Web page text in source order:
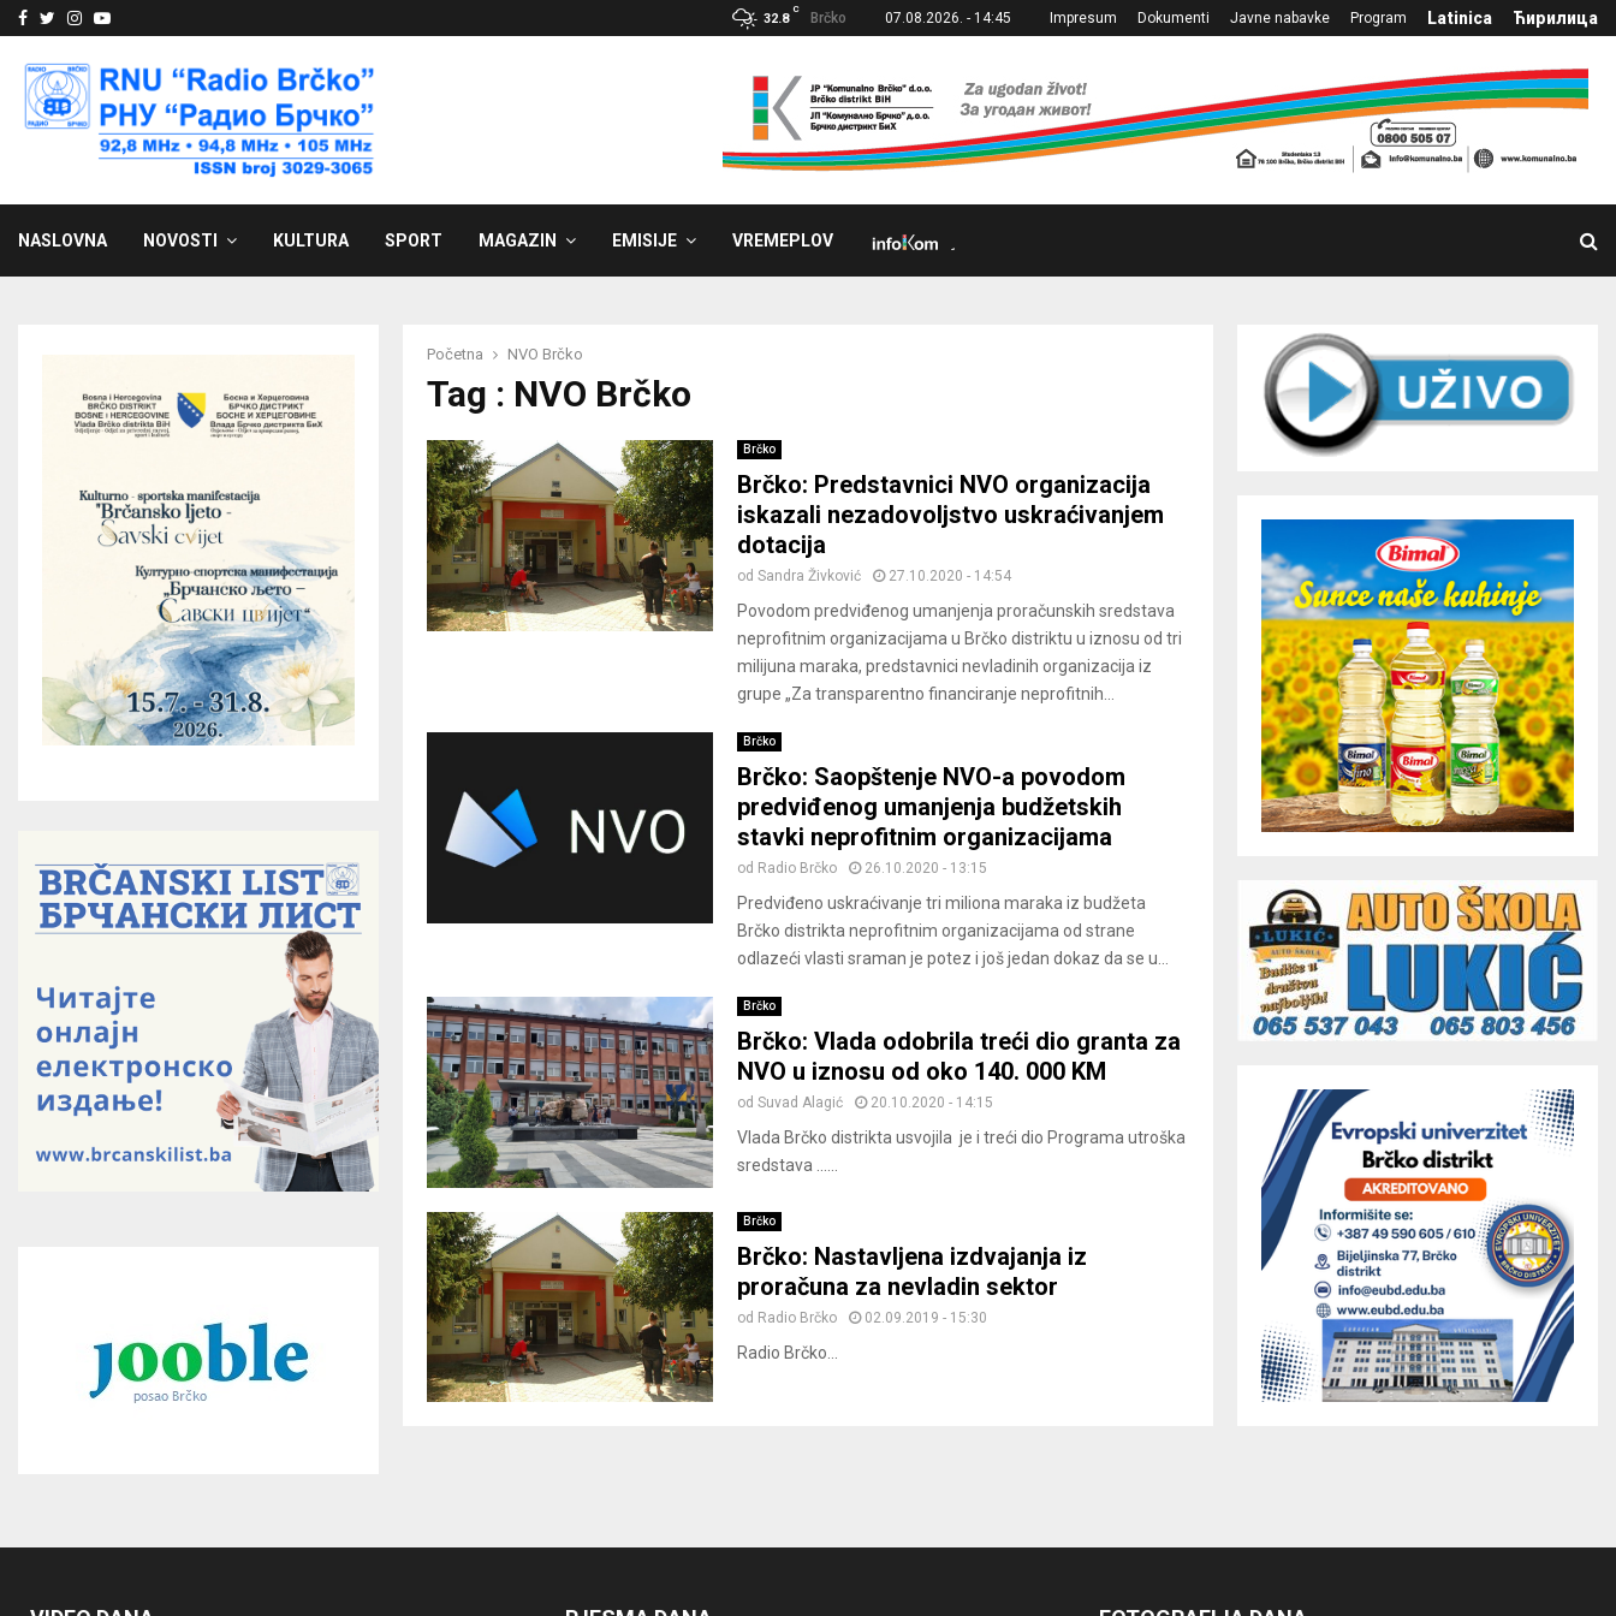
Facebook
Twitter
Instagram
Youtube 32.8
C
Brčko 07.08.2026. - 14:45 Impresum Dokumenti Javne nabavke Program Latinica Ћирилица
NASLOVNA NOVOSTI KULTURA SPORT MAGAZIN EMISIJE VREMEPLOV
Početna NVO Brčko
Tag : NVO Brčko
Brčko
Brčko: Predstavnici NVO organizacija
iskazali nezadovoljstvo uskraćivanjem
dotacija
od Sandra Živković 27.10.2020 - 14:54
Povodom predviđenog umanjenja proračunskih sredstava
neprofitnim organizacijama u Brčko distriktu u iznosu od tri
milijuna maraka, predstavnici nevladinih organizacija iz
grupe „Za transparentno financiranje neprofitnih...
Brčko
Brčko: Saopštenje NVO-a povodom
predviđenog umanjenja budžetskih
stavki neprofitnim organizacijama
od Radio Brčko 26.10.2020 - 13:15
Predviđeno uskraćivanje tri miliona maraka iz budžeta
Brčko distrikta neprofitnim organizacijama od strane
odlazeći vlasti sraman je potez i još jedan dokaz da se u...
Brčko
Brčko: Vlada odobrila treći dio granta za
NVO u iznosu od oko 140. 000 KM
od Suvad Alagić 20.10.2020 - 14:15
Vlada Brčko distrikta usvojila je i treći dio Programa utroška
sredstava ......
Brčko
Brčko: Nastavljena izdvajanja iz
proračuna za nevladin sektor
od Radio Brčko 02.09.2019 - 15:30
Radio Brčko...